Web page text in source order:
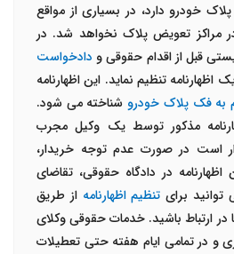
خودرو دارد، در بسیاری از مواقع
مراکز تعویض پلاک نخواهد شد. در
قبل از اقدام حقوقی و دادخواست
اظهارنامه تنظیم نماید. این اظهارنامه
به فک پلاک خودرو شناخته می شود.
مذکور توسط یک وکیل مجرب
است در صورت عدم توجه خریدار،
اظهارنامه در دادگاه حقوقی، تقاضای
برای تنظیم اظهارنامه از طریق
در ارتباط باشید. خدمات حقوقی وکلای
و در تمامی ایام هفته حتی تعطیلات